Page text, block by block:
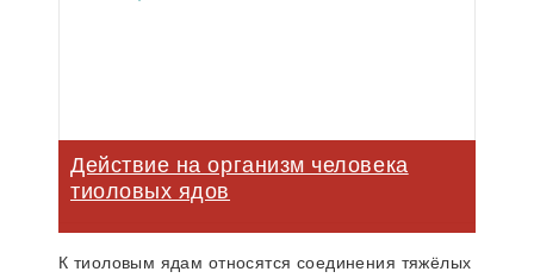
Действие на организм человека
тиоловых ядов
К тиоловым ядам относятся соединения тяжёлых